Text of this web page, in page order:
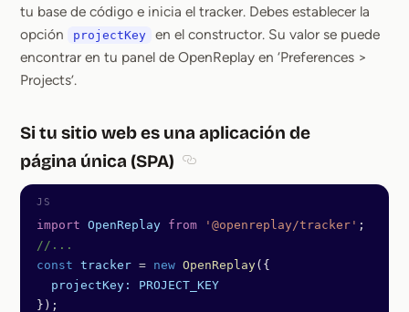
tu base de código e inicia el tracker. Debes establecer la
opción
projectKey
en el constructor. Su valor se puede
encontrar en tu panel de OpenReplay en ‘Preferences >
Projects’.
Si tu sitio web es una aplicación de
página única (SPA)
import OpenReplay from '@openreplay/tracker' ;
//...
const tracker = new OpenReplay({
  projectKey:
PROJECT_KEY
});